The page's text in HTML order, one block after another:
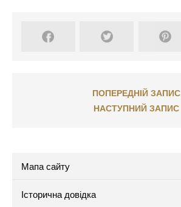
ПОПЕРЕДНІЙ ЗАПИС
НАСТУПНИЙ ЗАПИС
Мапа сайту
Історична довідка